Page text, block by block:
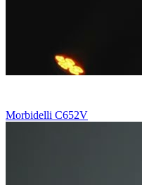
Morbidelli C652V